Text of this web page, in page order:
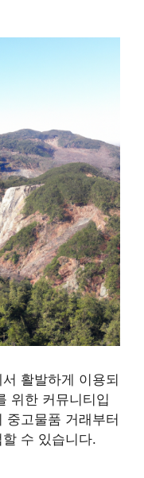
활발하게 이용되
위한 커뮤니티입
중고물품 거래부터
수 있습니다.